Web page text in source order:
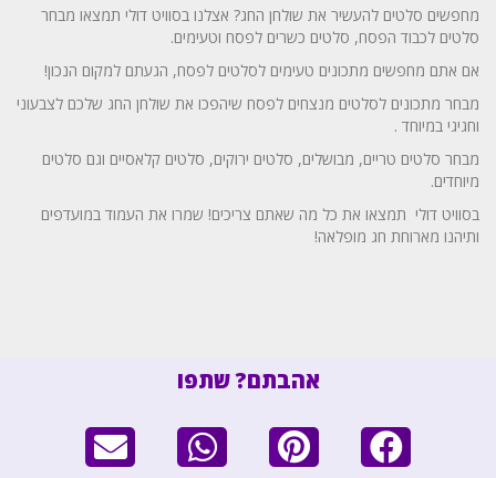
מחפשים סלטים להעשיר את שולחן החג? אצלנו בסוויט דולי תמצאו מבחר
סלטים לכבוד הפסח, סלטים כשרים לפסח וטעימים.
אם אתם מחפשים מתכונים טעימים לסלטים לפסח, הגעתם למקום הנכון!
מבחר מתכונים לסלטים מנצחים לפסח שיהפכו את שולחן החג שלכם לצבעוני
וחגיגי במיוחד .
מבחר סלטים טריים, מבושלים, סלטים ירוקים, סלטים קלאסיים וגם סלטים
מיוחדים.
בסוויט דולי תמצאו את כל מה שאתם צריכים! שמרו את העמוד במועדפים
ותיהנו מארוחת חג מופלאה!
אהבתם? שתפו